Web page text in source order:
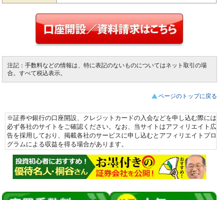
注記：手数料などの情報は、特に表記のないものについてはネット取引の場
合。すべて税込表示。
ページのトップに戻る
※証券や銀行の口座開設、クレジットカードの入会などを申し込む際には
必ず各社のサイトをご確認ください。なお、当サイトはアフィリエイト広
告を採用しており、掲載各社のサービスに申し込むとアフィリエイトプロ
グラムによる収益を得る場合があります。